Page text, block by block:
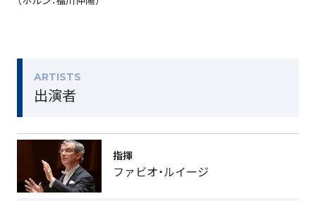
ARTISTS
出演者
指揮
ファビオ・ルイージ